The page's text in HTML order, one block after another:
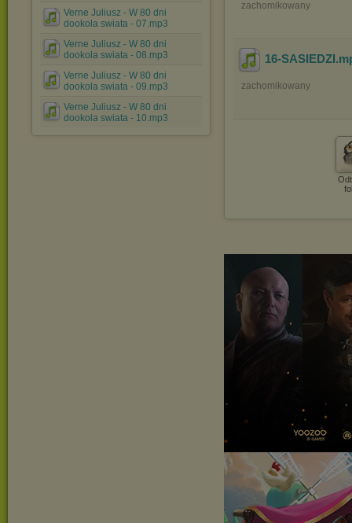
Verne Juliusz - W 80 dni
dookola swiata - 07.mp3
Verne Juliusz - W 80 dni
dookola swiata - 08.mp3
Verne Juliusz - W 80 dni
dookola swiata - 09.mp3
Verne Juliusz - W 80 dni
dookola swiata - 10.mp3
zachomikowany
16-SASIEDZI
zachomikowany